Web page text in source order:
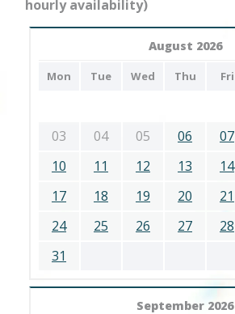
hourly availability)
August 2026
Mon Tue Wed Thu Fri
03
04 05 06 07
10
11 12 13 14
17
18 19 20 21
24
25 26 27 28
31
September 2026